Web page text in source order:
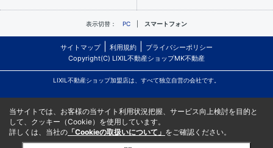
表示切替： PC スマートフォン
サイトマップ 利用規約
プライバシーポリシー
Copyright(C) LIXIL不動産ショップMK不動産
LIXIL不動産ショップ加盟店は、すべて独立自営の会社です。
当サイトでは、お客様の当サイト利用状況把握、サービス向上検討を目的と
して、クッキー（Cookie）を使用しています。
詳しくは、当社の 「Cookieの取扱いについて」 をご確認ください。